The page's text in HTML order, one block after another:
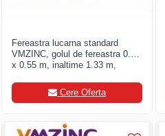
Fereastra lucarna standard
VMZINC, golul de fereastra 0.90
x 0.55 m, inaltime 1.33 m,
Cere Oferta